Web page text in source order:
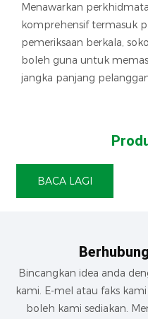
Menawarkan
komprehensif termasuk
pemeriksaan berkala,
boleh guna untuk
jangka panjang
BACA LAGI
Bincangkan idea anda
kami. E-mel atau faks
boleh kami sediakan.